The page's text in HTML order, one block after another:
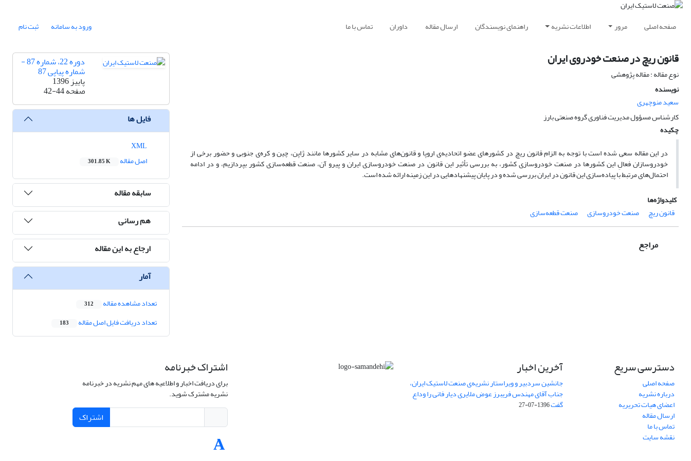
صفحه اصلی مرور اطلاعات نشریه راهنمای نویسندگان ارسال مقاله داوران تماس با ما ورود به سامانه ثبت نام
قانون ریچ در صنعت خودروی ایران
نوع مقاله : مقاله پژوهشی
نویسنده
سعید منوچهری
کارشناس مسؤول مدیریت فناوری گروه صنعتی بارز
چکیده
در این مقاله سعی شده است با توجه به الزام قانون ریچ در کشورهای عضو اتحادیه‌ی اروپا و قانون‌های مشابه در سایر کشورها مانند ژاپن، چین و کره‌ی جنوبی و حضور برخی از
خودروسازان فعالِ این کشورها در صنعت خودروسازی کشور، به بررسی تأثیر این قانون در صنعت خودروسازی ایران و پیرو آن، صنعت قطعه‌سازی کشور بپردازیم، و در ادامه
احتمال‌های مرتبط با پیاده‌سازی این قانون در ایران بررسی شده و در پایان پیشنهادهایی در این زمینه ارائه شده است.
کلیدواژه‌ها
قانون ریچ
صنعت خودروسازی صنعت قطعه‌سازی
مراجع
دوره 22، شماره 87 -
شماره پیاپی 87
پاییز 1396
صفحه42-44
فایل ها
اصل مقاله
301.85 K
سابقه مقاله
هم رسانی
ارجاع به این مقاله
آمار
تعداد مشاهده مقاله 312
تعداد دریافت فایل اصل مقاله 183
دسترسی سریع
صفحه اصلی
درباره نشریه
اعضای هیات تحریریه
ارسال مقاله
تماس با ما
نقشه سایت
آخرین اخبار
جانشین سردبیر و ویراستار نشریه‌ی صنعت لاستیک ایران،
جناب آقای مهندس فریبرز عوض ملایری دیار فانی را وداع
گفت1396-07-27
اشتراک خبرنامه
برای دریافت اخبار و اطلاعیه های مهم نشریه در خبرنامه
نشریه مشترک شوید.
اشتراک